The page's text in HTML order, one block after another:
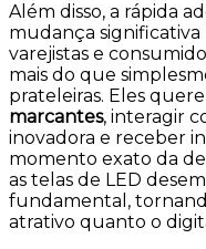
Além disso, a rápida
mudança
varejistas e
mais do que
prateleiras. Eles
marcantes, interagir
inovadora e receber
momento exato da
as telas de LED
fundamental,
atrativo quanto o